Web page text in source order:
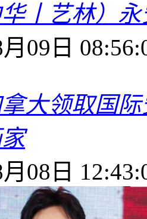
华丨艺林）
09日
大领取国
08日